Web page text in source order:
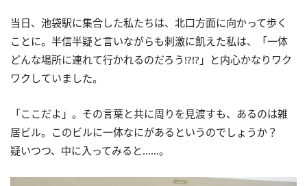
当日、池袋駅に集合した私たちは、北口方面に向かって歩く
ことに。半信半疑と言いながらも刺激に飢えた私は、「一体
どんな場所に連れて行かれるのだろう !?!? 」と内心かなりワク
ワクしていました。
「ここだよ」。その言葉と共に周りを見渡すも、あるのは雑
居ビル。このビルに一体なにがあるというのでしょうか？
疑いつつ、中に入ってみると……。